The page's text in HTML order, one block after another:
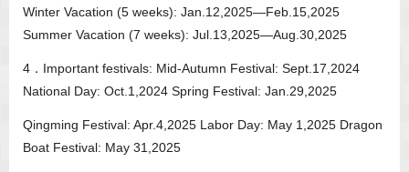
Winter Vacation (5 weeks): Jan.12,2025—Feb.15,2025
Summer Vacation (7 weeks): Jul.13,2025—Aug.30,2025
4．Important festivals: Mid-Autumn Festival: Sept.17,2024
National Day: Oct.1,2024 Spring Festival: Jan.29,2025
Qingming Festival: Apr.4,2025 Labor Day: May 1,2025 Dragon
Boat Festival: May 31,2025